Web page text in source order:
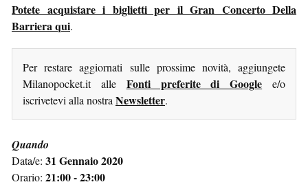
Potete acquistare i biglietti per il Gran Concerto Della
Barriera qui.
Per restare aggiornati sulle prossime novità, aggiungete
Milanopocket.it alle Fonti preferite di Google e/o
iscrivetevi alla nostra Newsletter.
Quando
Data/e: 31 Gennaio 2020
Orario: 21:00 - 23:00